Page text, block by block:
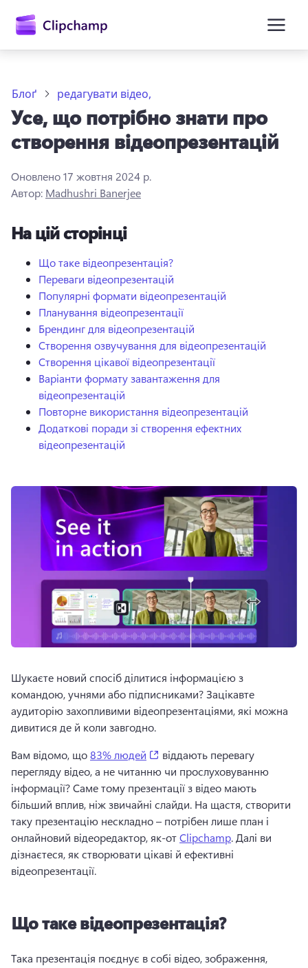
вмісту
Спробувати безкоштовно
Блоґ редагувати відео,
Усе, що потрібно знати про
створення відеопрезентацій
Оновлено17 жовтня 2024 р.
Автор: Madhushri Banerjee
На цій сторінці
Що таке відеопрезентація?
Переваги відеопрезентацій
Популярні формати відеопрезентацій
Планування відеопрезентації
Брендинг для відеопрезентацій
Створення озвучування для відеопрезентацій
Створення цікавої відеопрезентації
Варіанти формату завантаження для
відеопрезентацій
Повторне використання відеопрезентацій
Додаткові поради зі створення ефектних
відеопрезентацій
Шукаєте новий спосіб ділитися інформацією з
командою, учнями або підписниками? Зацікавте
аудиторію захопливими відеопрезентаціями, які можна
дивитися де й коли завгодно.
Вам відомо, що 83% людей (opens in a new tab)
віддають перевагу
перегляду відео, а не читанню чи прослуховуванню
інформації? Саме тому презентації з відео мають
більший вплив, ніж звичайні слайди. На щастя, створити
таку презентацію нескладно – потрібен лише план і
онлайновий відеоредактор, як-от Clipchamp. Далі ви
дізнаєтеся, як створювати цікаві й ефективні
відеопрезентації.
Що таке відеопрезентація?
Така презентація поєднує в собі відео, зображення,